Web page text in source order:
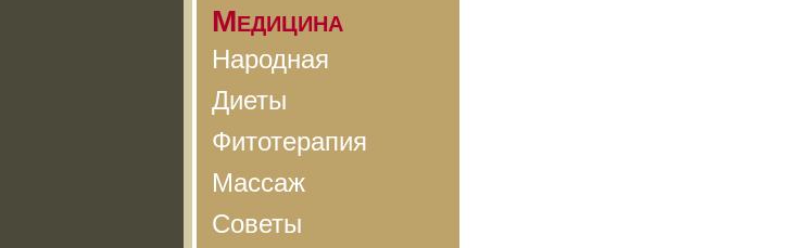
Медицина
Народная
Диеты
Фитотерапия
Массаж
Советы